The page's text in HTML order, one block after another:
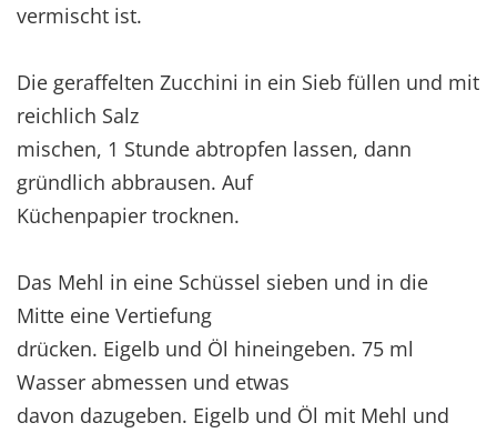
vermischt ist.
Die geraffelten Zucchini in ein Sieb füllen und mit
reichlich Salz
mischen, 1 Stunde abtropfen lassen, dann
gründlich abbrausen. Auf
Küchenpapier trocknen.
Das Mehl in eine Schüssel sieben und in die
Mitte eine Vertiefung
drücken. Eigelb und Öl hineingeben. 75 ml
Wasser abmessen und etwas
davon dazugeben. Eigelb und Öl mit Mehl und